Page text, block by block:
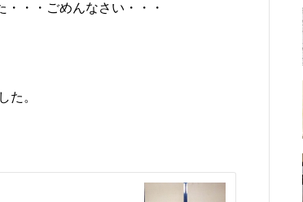
・・ごめんなさい・・・
た。